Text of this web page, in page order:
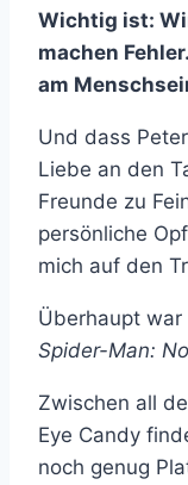
Wichtig ist:
machen
am
Und dass
Liebe an den
Freunde zu
persönliche
mich auf den
Überhaupt
Spider-Man:
Zwischen all
Eye Candy
noch genug